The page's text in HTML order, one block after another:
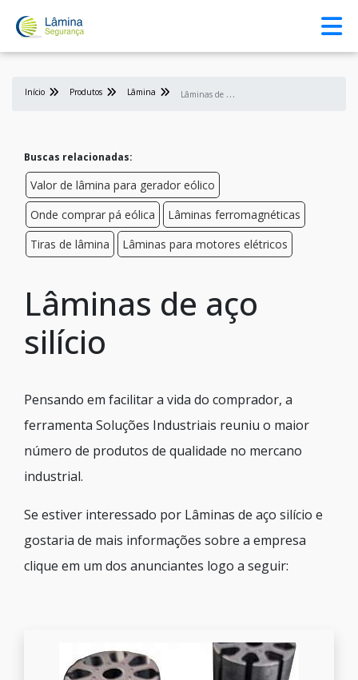
Início Produtos Lâmina L
âminas de aço silício
Buscas relacionadas:
Valor de lâmina para gerador eólico
Onde comprar pá eólica
Lâminas ferromagnéticas
Tiras de lâmina
Lâminas para motores elétricos
Lâminas de aço
silício
Pensando em facilitar a vida do comprador, a
ferramenta Soluções Industriais reuniu o maior
número de produtos de qualidade no mercano
industrial.
Se estiver interessado por Lâminas de aço silício e
gostaria de mais informações sobre a empresa
clique em um dos anunciantes logo a seguir: